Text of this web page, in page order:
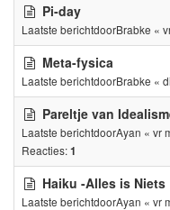
Pi-day
Laatste berichtdoorBrabke «
Meta-fysica
Laatste berichtdoorBrabke «
Pareltje van
Laatste berichtdoorAyan « vr
Reacties:1
Haiku -Alles is Niets
Laatste berichtdoorAyan « vr